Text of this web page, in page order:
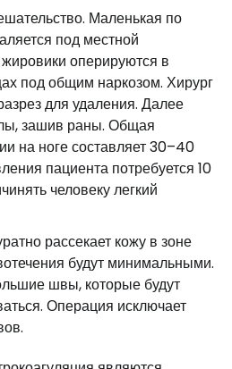
Маленькая по
под местной
оперируются в
под общим наркозом. Хирург
для удаления. Далее
зашив раны. Общая
на ноге составляет 30–40
пациента потребуется 10
человеку легкий
рассекает кожу в зоне
будут минимальными.
швы, которые будут
Операция исключает